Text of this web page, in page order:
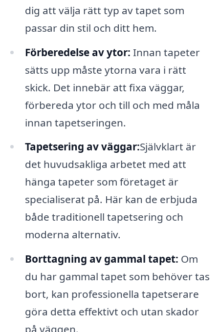
dig att välja rätt typ av tapet som
passar din stil och ditt hem.
Förberedelse av ytor: Innan tapeter
sätts upp måste ytorna vara i rätt
skick. Det innebär att fixa väggar,
förbereda ytor och till och med måla
innan tapetseringen.
Tapetsering av väggar:Självklart är
det huvudsakliga arbetet med att
hänga tapeter som företaget är
specialiserat på. Här kan de erbjuda
både traditionell tapetsering och
moderna alternativ.
Borttagning av gammal tapet: Om
du har gammal tapet som behöver tas
bort, kan professionella tapetserare
göra detta effektivt och utan skador
på väggen.